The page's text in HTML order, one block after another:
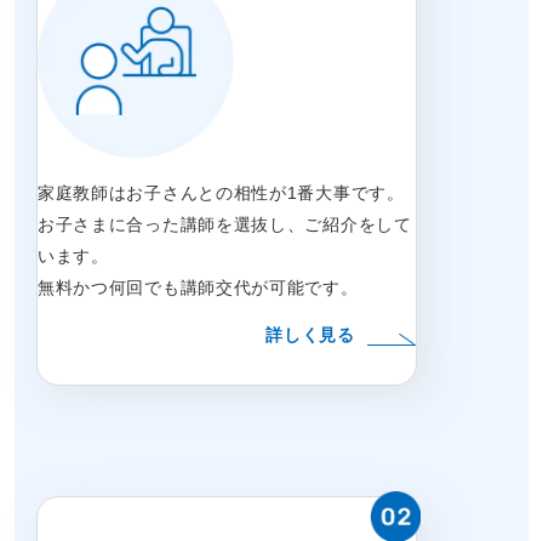
家庭教師はお子さんとの相性が1番大事です。
お子さまに合った講師を選抜し、ご紹介をして
います。
無料かつ何回でも講師交代が可能です。
詳しく見る